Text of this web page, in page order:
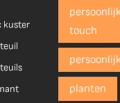
kuster
touch
planten